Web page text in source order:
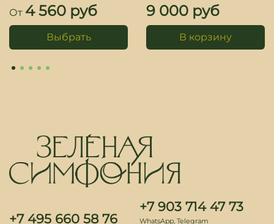
От 4 560 руб
Выбрать
9 000 руб
В корзину
+7 495 660 58 76
+7 903 714 47 73
WhatsApp, Telegram